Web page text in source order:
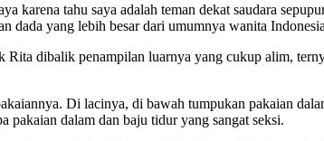
karena tahu saya adalah teman dekat saudara
dada yang lebih besar dari umumnya wanita
Rita dibalik penampilan luarnya yang cukup alim,
Di lacinya, di bawah tumpukan pakaian
pakaian dalam dan baju tidur yang sangat seksi.